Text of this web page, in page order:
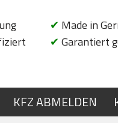
✔ Made in
✔ Garantiert
KFZ ABMELDEN